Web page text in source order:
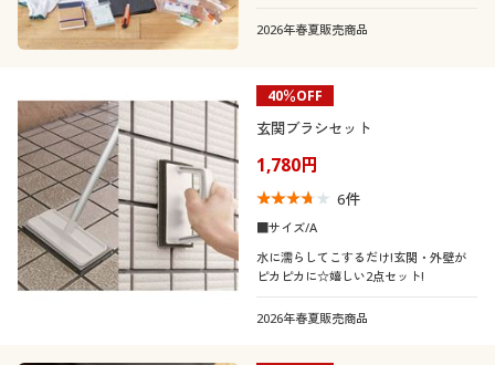
備するのもおすすめです。
2026年春夏販売商品
40％OFF
玄関ブラシセット
1,780円
6件
■サイズ/A
水に濡らしてこするだけ!玄関・外壁が
ピカピカに☆嬉しい2点セット!
2026年春夏販売商品